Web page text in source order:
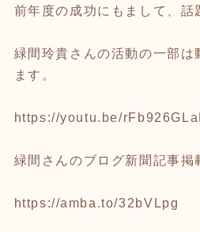
前年度の成功にもまして、話
緑間玲貴さんの活動の一部は
ます。
https://youtu.be/
緑間さんのブログ新聞記事掲
https://amba.to/32bVLpg